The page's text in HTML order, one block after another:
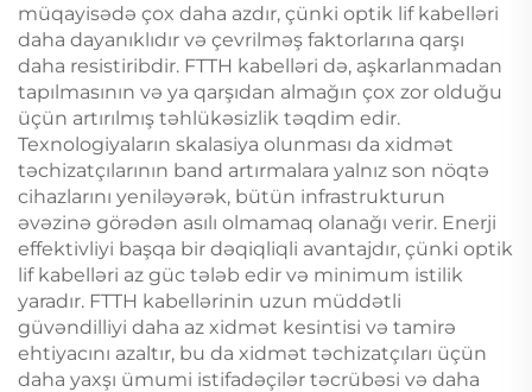
müqayisədə çox daha azdır, çünki optik lif kabelləri
daha dayanıklıdır və çevrilməş faktorlarına qarşı
daha resistiribdir. FTTH kabelləri də, aşkarlanmadan
tapılmasının və ya qarşıdan almağın çox zor olduğu
üçün artırılmış təhlükəsizlik təqdim edir.
Texnologiyaların skalasiya olunması da xidmət
təchizatçılarının band artırmalara yalnız son nöqtə
cihazlarını yeniləyərək, bütün infrastrukturun
əvəzinə görədən asılı olmamaq olanağı verir. Enerji
effektivliyi başqa bir dəqiqliqli avantajdır, çünki optik
lif kabelləri az güc tələb edir və minimum istilik
yaradır. FTTH kabellərinin uzun müddətli
güvəndilliyi daha az xidmət kesintisi və tamirə
ehtiyacını azaltır, bu da xidmət təchizatçıları üçün
daha yaxşı ümumi istifadəçilər təcrübəsi və daha